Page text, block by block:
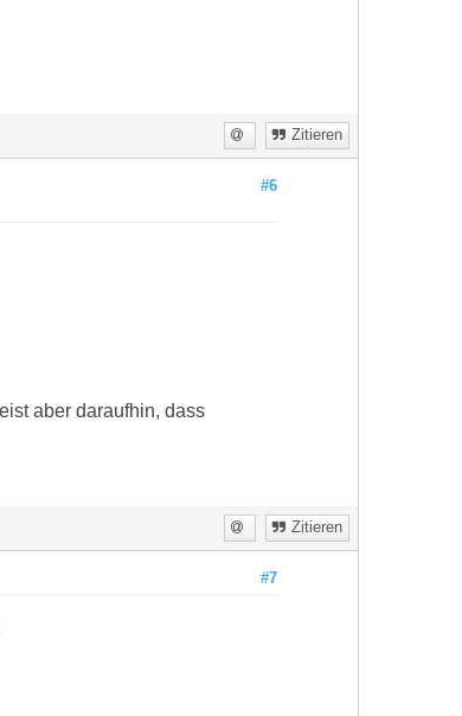
Zitieren
#6
aber daraufhin, dass
Zitieren
#7